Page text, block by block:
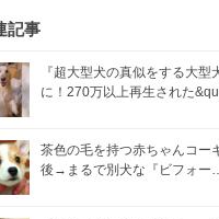
記事
『超大型犬の真似をする大型
に！270万以上再生された
茶色の毛を持つ赤ちゃんコ
後→まるで別犬な『ビフォー